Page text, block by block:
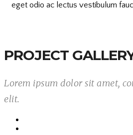
eget odio ac lectus vestibulum
PROJECT
Lorem ipsum dolor sit amet,
elit.